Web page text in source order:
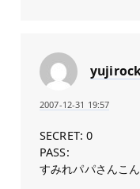
2007-12-31 19:57
SECRET: 0
PASS:
すみれパパさんこん